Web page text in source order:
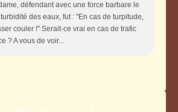
défendant avec une force barbare le
des eaux, fut : "En cas de turpitude,
couler !" Serait-ce vrai en cas de trafic
? A vous de voir...